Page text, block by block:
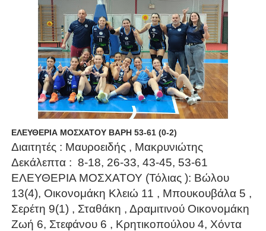
Ο δρόμος για τον 29ο τελικό κυπέλλου ανδρών ΕΣΚΑΝΑ
U21: Τεράστια πρόκριση για τον Πανελευσινιακό στον
Γ΄ανδρών play offs : "Σκληρό" καρύδι η Φιλία Περάματος
Play off B εφήβων Β φάση Στο f4 ΑΕ Ρέντη, Πέρα , Ερμής
ΕΛΕΥΘΕΡΙΑ ΜΟΣΧΑΤΟΥ ΒΑΡΗ 53-61 (0-2)
Διαιτητές : Μαυροειδής , Μακρυνιώτης
Δεκάλεπτα : 8-18, 26-33, 43-45, 53-61
ΕΛΕΥΘΕΡΙΑ ΜΟΣΧΑΤΟΥ (Τόλιας ): Βώλου
13(4), Οικονομάκη Κλειώ 11 , Μπουκουβάλα 5 ,
Σερέτη 9(1) , Σταθάκη , Δραμιτινού Οικονομάκη
Ζωή 6, Στεφάνου 6 , Κρητικοπούλου 4, Χόντα